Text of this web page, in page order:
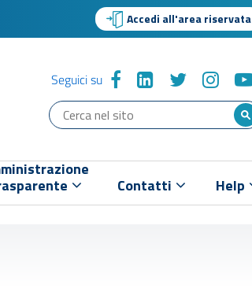
Accedi all'area riservata
Seguici su
Contatti Help